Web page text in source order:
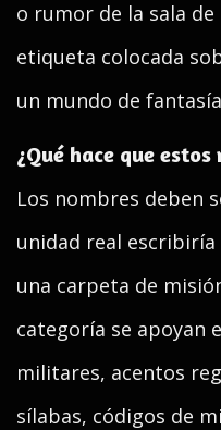
o rumor de la sala
etiqueta colocada
un mundo de
¿Qué hace que estos
Los nombres deben
unidad real
una carpeta de
categoría se apoyan
militares, acentos
sílabas, códigos de